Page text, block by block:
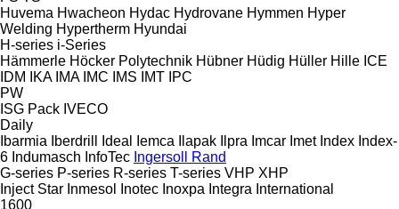
Huvema Hwacheon Hydac Hydrovane Hymmen Hyper
Welding Hypertherm Hyundai
H-series i-Series
Hämmerle Höcker Polytechnik Hübner Hüdig Hüller Hille ICE
IDM
IKA IMA IMC IMS IMT IPC
PW
ISG Pack IVECO
Daily
Ibarmia
Iberdrill Ideal Iemca Ilapak Ilpra Imcar Imet Index Index-
6 Indumasch InfoTec Ingersoll Rand
G-series P-series R-series T-series VHP XHP
Inject Star Inmesol Inotec Inoxpa Integra International
1600